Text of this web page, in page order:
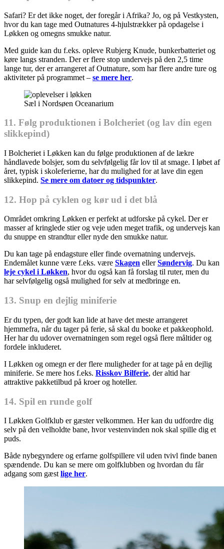
Safari? Er det ikke noget, der foregår i Afrika? Jo, og på Vestkysten,
hvor du kan tage med Outnatures 4-hjulstrækker på opdagelse i
Løkken og omegns smukke natur.
Med guide kan du f.eks. opleve Rubjerg Knude, bunkerbatteriet og
køre langs stranden. Der er flere stop undervejs på den 2,5 time
lange tur, der er arrangeret af Outnature, som har flere andre ture og
aktiviteter på programmet – se mere her.
Sæl i Nordsøen Oceanarium
11. Følg produktionen i Bolcheriet (og lav din egen
slikkepind)
I Bolcheriet i Løkken kan du følge produktionen af de lækre
håndlavede bolsjer, som du selvfølgelig får lov til at smage. I løbet af
året, typisk i skoleferierne, har du mulighed for at lave din egen
slikkepind. Se mere om datoer og tidspunkter.
12. Hop på cyklen og kør ud i det blå
Området omkring Løkken er perfekt at udforske på cykel. Der er
masser af kringlede stier og veje uden meget trafik, og undervejs kan
du snuppe en strandtur eller nyde den smukke natur.
Du kan tage på endagsture eller finde overnatning undervejs.
Endemålet kunne være f.eks. være Skagen ellerSøndervig. Du kan
leje cykel i Løkken, hvor du også kan få forslag til ruter, men du
har selvfølgelig også mulighed for selv at medbringe en.
13. Snup en dejlig miniferie
Er du typen, der godt kan lide at have det meste arrangeret
hjemmefra, når du tager på ferie, så skal du booke et pakkeophold.
Her har du udover overnatningen som regel også flere måltider og
fordele inkluderet.
I Løkken og omegn er der flere muligheder for at tage på en dejlig
miniferie. Se mere hos f.eks. Risskov Bilferie, der altid har
attraktive pakketilbud på kroer og hoteller.
14. Spil en runde golf
I Løkken Golfklub er gæster velkommen. Her kan du udfordre dig
selv på den velholdte bane, hvor vestenvinden nok skal spille dig et
puds.
Både nybegyndere og erfarne golfspillere vil uden tvivl finde banen
spændende. Du kan se mere om golfklubben og hvordan du får
adgang som gæst lige her.